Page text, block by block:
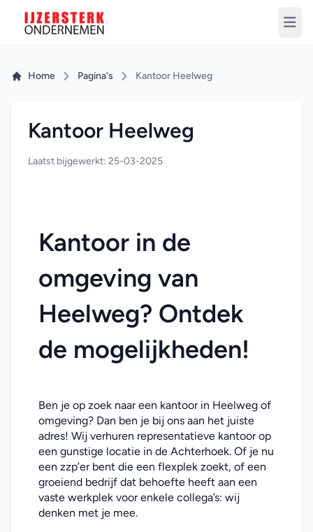
Home Pagina's Kantoor Heelweg
Kantoor Heelweg
Laatst bijgewerkt: 25-03-2025
Kantoor in de
omgeving van
Heelweg? Ontdek
de mogelijkheden!
Ben je op zoek naar een kantoor in Heelweg of
omgeving? Dan ben je bij ons aan het juiste
adres! Wij verhuren representatieve kantoor op
een gunstige locatie in de Achterhoek. Of je nu
een zzp’er bent die een flexplek zoekt, of een
groeiend bedrijf dat behoefte heeft aan een
vaste werkplek voor enkele collega’s: wij
denken met je mee.